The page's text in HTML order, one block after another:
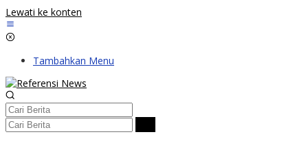
Lewati ke konten
Tambahkan Menu